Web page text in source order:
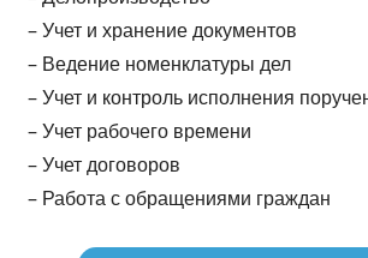
– Учет и хранение документов
– Ведение номенклатуры дел
– Учет и контроль исполнения
– Учет рабочего времени
– Учет договоров
– Работа с обращениями граждан